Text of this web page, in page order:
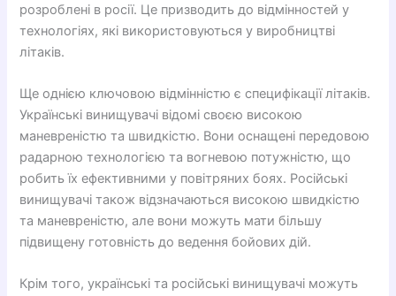
розроблені в росії. Це призводить до відмінностей у
технологіях, які використовуються у виробництві
літаків.
Ще однією ключовою відмінністю є специфікації літаків.
Українські винищувачі відомі своєю високою
маневреністю та швидкістю. Вони оснащені передовою
радарною технологією та вогневою потужністю, що
робить їх ефективними у повітряних боях. Російські
винищувачі також відзначаються високою швидкістю
та маневреністю, але вони можуть мати більшу
підвищену готовність до ведення бойових дій.
Крім того, українські та російські винищувачі можуть